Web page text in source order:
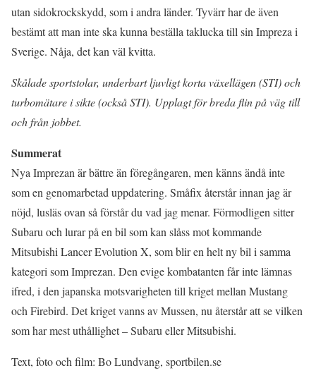
utan sidokrockskydd, som i andra länder. Tyvärr har de även
bestämt att man inte ska kunna beställa taklucka till sin Impreza i
Sverige. Nåja, det kan väl kvitta.
Skålade sportstolar, underbart ljuvligt korta växellägen (STI) och
turbomätare i sikte (också STI). Upplagt för breda flin på väg till
och från jobbet.
Summerat
Nya Imprezan är bättre än föregångaren, men känns ändå inte
som en genomarbetad uppdatering. Småfix återstår innan jag är
nöjd, lusläs ovan så förstår du vad jag menar. Förmodligen sitter
Subaru och lurar på en bil som kan slåss mot kommande
Mitsubishi Lancer Evolution X, som blir en helt ny bil i samma
kategori som Imprezan. Den evige kombatanten får inte lämnas
ifred, i den japanska motsvarigheten till kriget mellan Mustang
och Firebird. Det kriget vanns av Mussen, nu återstår att se vilken
som har mest uthållighet – Subaru eller Mitsubishi.
Text, foto och film: Bo Lundvang, sportbilen.se